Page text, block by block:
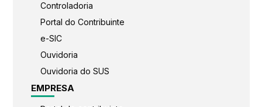
Controladoria
Portal do Contribuinte
e-SIC
Ouvidoria
Ouvidoria do SUS
EMPRESA